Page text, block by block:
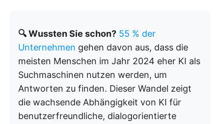
🔍 Wussten Sie schon? 55 % der
Unternehmen gehen davon aus, dass die
meisten Menschen im Jahr 2024 eher KI als
Suchmaschinen nutzen werden, um
Antworten zu finden. Dieser Wandel zeigt
die wachsende Abhängigkeit von KI für
benutzerfreundliche, dialogorientierte